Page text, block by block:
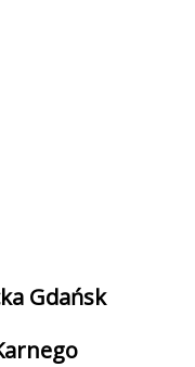
Gdańsk